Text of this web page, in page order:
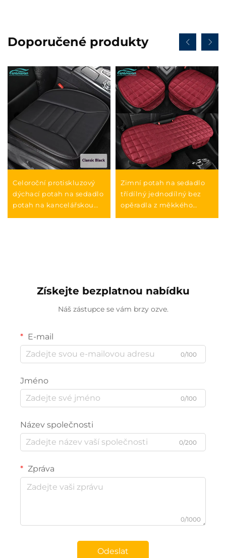
Doporučené produkty
Celoroční protiskluzový
dýchací potah na sedadlo
potah na kancelářskou
Zimní potah na sedadlo
třídílný jednodílný bez
opěradla z měkkého
Získejte bezplatnou nabídku
Náš zástupce se vám brzy ozve.
E-mail
0/100
Jméno
0/100
Název společnosti
0/200
Zpráva
0/1000
Odeslat